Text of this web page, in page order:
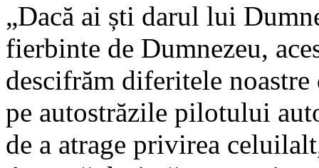
„Dacă ai ști darul lui
fierbinte de Dumnezeu,
descifrăm diferitele
pe autostrăzile pilotului
de a atrage privirea